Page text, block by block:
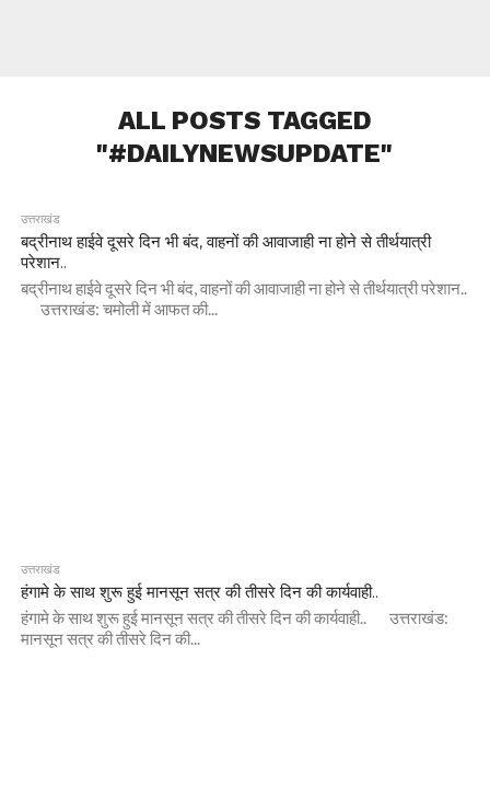
ALL POSTS TAGGED
"#DAILYNEWSUPDATE"
उत्तराखंड
बद्रीनाथ हाईवे दूसरे दिन भी बंद, वाहनों की आवाजाही ना होने से तीर्थयात्री
परेशान..
बद्रीनाथ हाईवे दूसरे दिन भी बंद, वाहनों की आवाजाही ना होने से तीर्थयात्री परेशान..
उत्तराखंड: चमोली में आफत की...
उत्तराखंड
हंगामे के साथ शुरू हुई मानसून सत्र की तीसरे दिन की कार्यवाही..
हंगामे के साथ शुरू हुई मानसून सत्र की तीसरे दिन की कार्यवाही.. उत्तराखंड:
मानसून सत्र की तीसरे दिन की...